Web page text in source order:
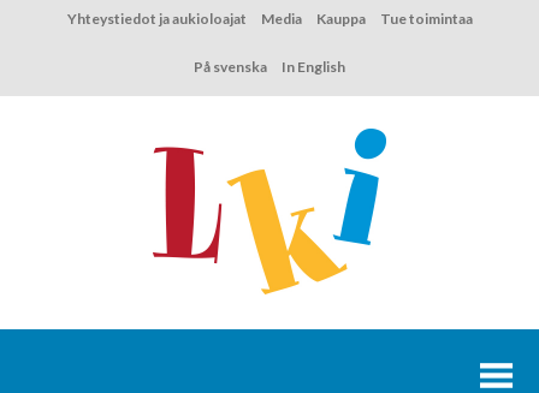
Yhteystiedot ja aukioloajat Media Kauppa Tue toimintaa
På svenska In English